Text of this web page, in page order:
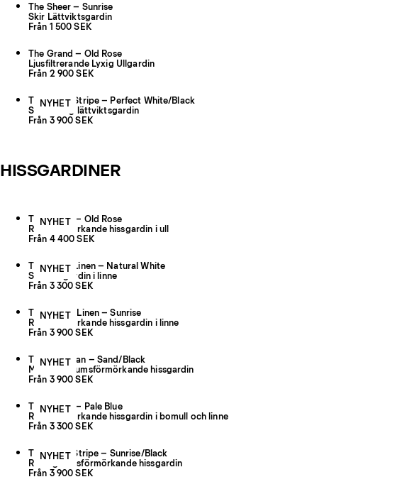
The Sheer – Sunrise
Skir Lättviktsgardin
Från 1 500 SEK
The Grand – Old Rose
Ljusfiltrerande Lyxig Ullgardin
Från 2 900 SEK
NYHET
The Sheer Stripe – Perfect White/Black
Skir randig lättviktsgardin
Från 3 900 SEK
HISSGARDINER
NYHET
The Grand – Old Rose
Rumsförmörkande hissgardin i ull
Från 4 400 SEK
NYHET
The Sheer Linen – Natural White
Skir hissgardin i linne
Från 3 300 SEK
NYHET
The Studio Linen – Sunrise
Rumsförmörkande hissgardin i linne
Från 3 900 SEK
NYHET
The Cardigan – Sand/Black
Mönstrad rumsförmörkande hissgardin
Från 3 900 SEK
NYHET
The Shade – Pale Blue
Rumsförmörkande hissgardin i bomull och linne
Från 3 300 SEK
NYHET
The Triple Stripe – Sunrise/Black
Randig rumsförmörkande hissgardin
Från 3 900 SEK